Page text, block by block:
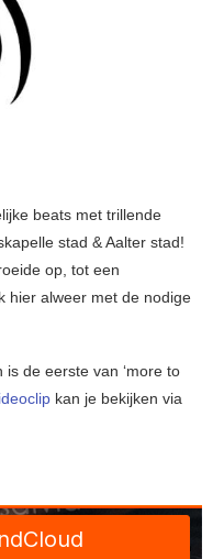
beats met trillende
stad & Aalter stad!
op, tot een
hier alweer met de nodige
is de eerste van ‘more to
kan je bekijken via